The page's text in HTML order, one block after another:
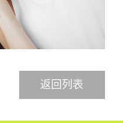
返回列表